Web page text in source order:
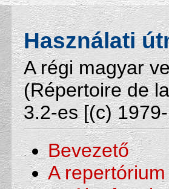
Használati
A régi magyar
(Répertoire de
3.2-es [(c)
Bevezető
A